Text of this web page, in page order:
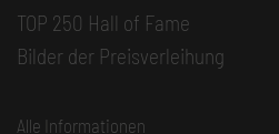
TOP 250 Hall of Fame
Bilder der Preisverleihung
Alle Informationen